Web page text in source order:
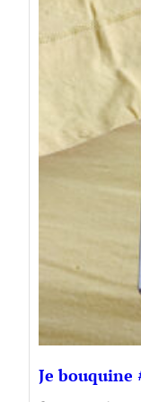
Je bouquine